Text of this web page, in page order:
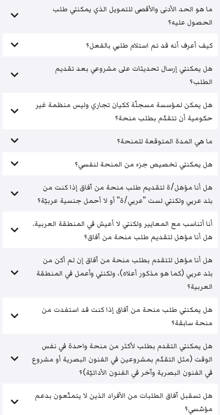
ما هو الحد الأدنى والأقصى للتمويل الذي يمكنني طلب
الحصول عليه؟
كيف أعرف أنه قد تم استلام طلبي بالفعل؟
هل يمكنني إرسال تحديثات على مشروعي بعد تقديم
الطلب؟
هل يمكن لمؤسسة مسجلّة ككيان تجاري وليس منظمة غير
حكومية أن تتقدّم بطلب منحة؟
ما هي المدة المتوقعة للمنحة؟
هل يمكنني تخصيص جزء من المنحة لنفسي؟
هل أنا مؤهل/ة لتقديم طلب منحة من آفاق إذا كنت من
بلد عربي ولكنني لست "عربي/ة" أو لا أحمل جنسية عربيّة؟
أنا أتناسب مع المعايير ولكنني لا أعيش في المنطقة العربية.
هل أنا مؤهل لتقديم طلب منحة من آفاق؟
هل أنا مؤهل للتقدم بطلب منحة من آفاق إن لم أكن من
بلد عربي (كما هو مذكور أعلاه)، ولكنني وأعمل في المنطقة
العربية؟
هل يمكنني طلب منحة من آفاق إذا كنت قد استفدت من
منحة سابقة؟
هل يمكنني التقدم بطلب لأكثر من منحة واحدة في نفس
الوقت (مثل التقدّم بمشروعين في الفنون البصرية أو مشروع
في الفنون البصرية وآخر في الفنون الأدائيّة)؟
هل تسقبل آفاق الطلبات من الأفراد الذين لا يتمتّعون بدعم
مؤسّسي؟